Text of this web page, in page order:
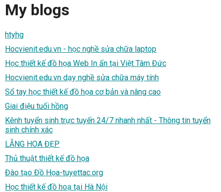
My blogs
htyhg
Hocvienit.edu.vn - học nghề sửa chữa laptop
Học thiết kế đồ họa Web In ấn tại Việt Tâm Đức
Hocvienit.edu.vn dạy nghề sửa chữa máy tính
Sổ tay học thiết kế đồ họa cơ bản và nâng cao
Giai điệu tuổi hồng
Kênh tuyển sinh trực tuyến 24/7 nhanh nhất - Thông tin tuyển
sinh chính xác
LẴNG HOA ĐẸP
Thủ thuật thiết kế đồ họa
Đào tạo Đồ Họa-tuyettac.org
Học thiết kế đồ hoạ tại Hà Nội